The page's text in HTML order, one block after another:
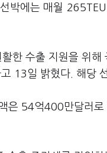
박에는 매월
한 수출 지원을 위
13일 밝혔다. 해당
은 54억400만달러